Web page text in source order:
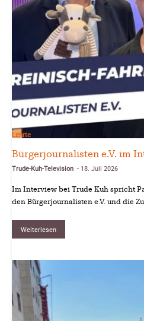
Lehrte
Bürgerjournalisten e.V. im
Trude-Kuh-Television - 18. Juli 2026
Im Interview bei Trude Kuh spricht
den Bürgerjournalisten e.V. und die
Weiterlesen